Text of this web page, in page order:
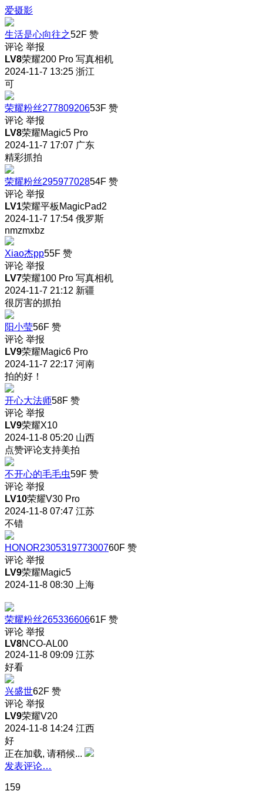
爱摄影
生活是心向往之52F 赞
评论 举报
LV8荣耀200 Pro 写真相机
2024-11-7 13:25 浙江
可
荣耀粉丝27780920653F 赞
评论 举报
LV8荣耀Magic5 Pro
2024-11-7 17:07 广东
精彩抓拍
荣耀粉丝29597702854F 赞
评论 举报
LV1荣耀平板MagicPad2
2024-11-7 17:54 俄罗斯
nmzmxbz
Xiao杰pp55F 赞
评论 举报
LV7荣耀100 Pro 写真相机
2024-11-7 21:12 新疆
很厉害的抓拍
阳小莹56F 赞
评论 举报
LV9荣耀Magic6 Pro
2024-11-7 22:17 河南
拍的好！
开心大法师58F 赞
评论 举报
LV9荣耀X10
2024-11-8 05:20 山西
点赞评论支持美拍
不开心的毛毛虫59F 赞
评论 举报
LV10荣耀V30 Pro
2024-11-8 07:47 江苏
不错
HONOR230531977300760F 赞
评论 举报
LV9荣耀Magic5
2024-11-8 08:30
上海
荣耀粉丝26533660661F 赞
评论 举报
LV8NCO-AL00
2024-11-8 09:09 江苏
好看
兴盛世62F 赞
评论 举报
LV9荣耀V20
2024-11-8 14:24 江西
好
正在加载, 请稍候...
发表评论…
159